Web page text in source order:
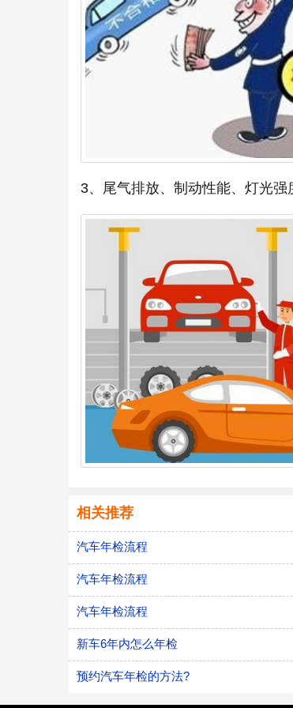
3、尾气排放、制动性能、灯光
相关推荐
汽车年检流程
汽车年检流程
汽车年检流程
新车6年内怎么年检
预约汽车年检的方法?